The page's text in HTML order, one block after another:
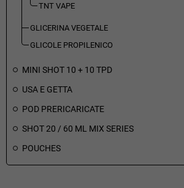
TNT VAPE
GLICERINA VEGETALE
GLICOLE PROPILENICO
MINI SHOT 10 + 10 TPD
USA E GETTA
POD PRERICARICATE
SHOT 20 / 60 ML MIX SERIES
POUCHES